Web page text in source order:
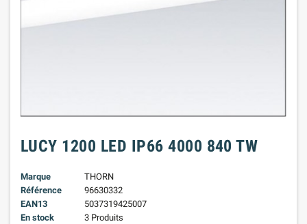
LUCY 1200 LED IP66 4000 840 TW
Marque
THORN
Référence
96630332
EAN13
5037319425007
En stock
3 Produits